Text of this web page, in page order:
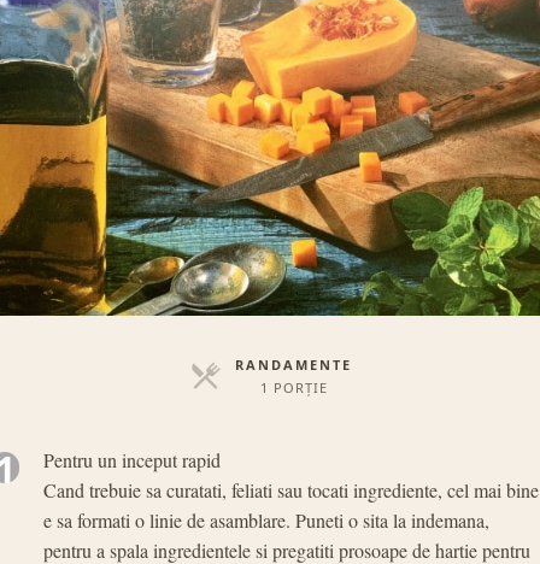
RANDAMENTE
1 PORȚIE
Pentru un inceput rapid
Cand trebuie sa curatati, feliati sau tocati ingrediente, cel mai bine
e sa formati o linie de asamblare. Puneti o sita la indemana,
pentru a spala ingredientele si pregatiti prosoape de hartie pentru